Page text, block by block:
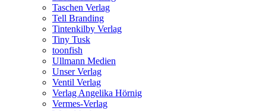
Taschen Verlag
Tell Branding
Tintenkilby Verlag
Tiny Tusk
toonfish
Ullmann Medien
Unser Verlag
Ventil Verlag
Verlag Angelika Hörnig
Vermes-Verlag